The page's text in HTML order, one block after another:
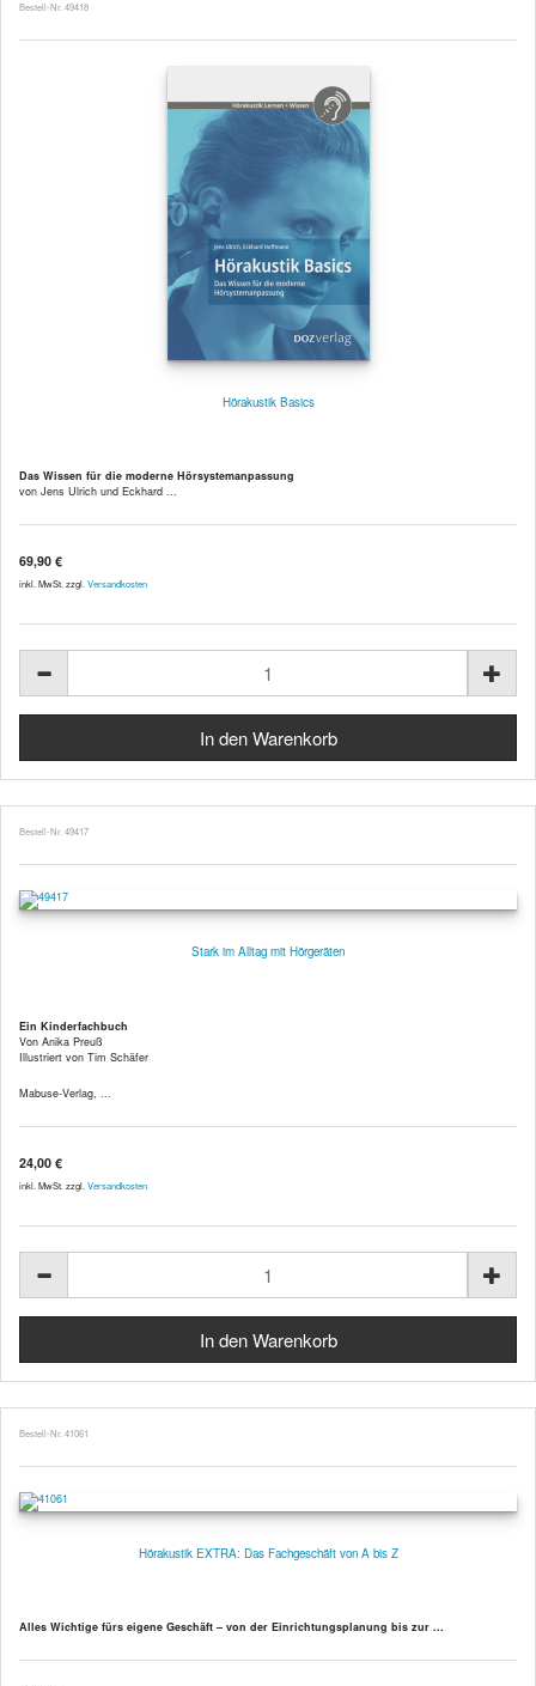
Bestell-Nr. 49418
Hörakustik Basics
Das Wissen für die moderne Hörsystemanpassung
von Jens Ulrich und Eckhard ...
69,90 €
inkl. MwSt. zzgl. Versandkosten
Bestell-Nr. 49417
Stark im Alltag mit Hörgeräten
Ein Kinderfachbuch
Von Anika Preuß
Illustriert von Tim Schäfer
Mabuse-Verlag, ...
24,00 €
inkl. MwSt. zzgl. Versandkosten
Bestell-Nr. 41061
Hörakustik EXTRA: Das Fachgeschäft von A bis Z
Alles Wichtige fürs eigene Geschäft – von der Einrichtungsplanung bis zur ...